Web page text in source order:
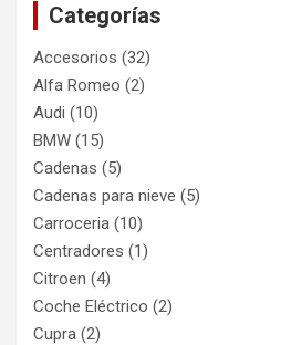
Categorías
Accesorios (32)
Alfa Romeo (2)
Audi (10)
BMW (15)
Cadenas (5)
Cadenas para nieve (5)
Carroceria (10)
Centradores (1)
Citroen (4)
Coche Eléctrico (2)
Cupra (2)